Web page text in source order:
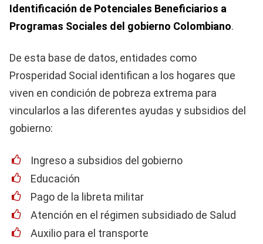
Identificación de Potenciales Beneficiarios a
Programas Sociales del gobierno Colombiano.
De esta base de datos, entidades como
Prosperidad Social identifican a los hogares que
viven en condición de pobreza extrema para
vincularlos a las diferentes ayudas y subsidios del
gobierno:
Ingreso a subsidios del gobierno
Educación
Pago de la libreta militar
Atención en el régimen subsidiado de Salud
Auxilio para el transporte